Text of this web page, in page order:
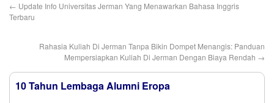
← Update Info Universitas Jerman Yang Menawarkan Bahasa Inggris
Terbaru
Rahasia Kuliah Di Jerman Tanpa Bikin Dompet Menangis: Panduan
Mempersiapkan Kuliah Di Jerman Dengan Biaya Rendah →
10 Tahun Lembaga Alumni Eropa